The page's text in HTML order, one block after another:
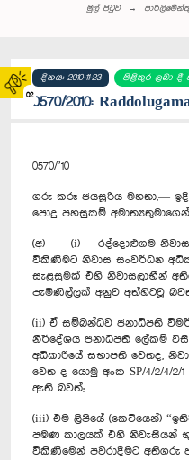
02
මුල් පිටුව
දිනය: 2010-11-23 පිළිතුර ලබා දී
0570/2010:
0570/’10
ගරු කරූ ජයසූරිය මහතා,—
පොදු පහසුකම්
(අ) (i) රද්දොළුගම නිවාස
විකිණීමට නිවාස සංවර්ධන
සැළසුමක් එහි නිවාසලාභීන්
පැමිණිල්ලක් අනුව අත්හිටවූ
(ii) ඒ සම්බන්ධව ජනාධිපති
නිර්දේශය ජනාධිපති ලේකම්
අධිකාරියේ සභාපති වෙතද,
වෙත ද යොමු අංක SP/4/2/4/2/
ඇති බවත්;
(iii) එම ලිපියේ (කෙටියෙන්)
පමණ කාලයක් එහි නිවැසියන්
විකිණීමෙන් පවරාදීමට අතිගරු